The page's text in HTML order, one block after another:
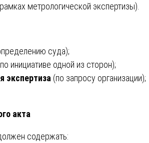
метрологической экспертизы).
суда);
инициативе одной из сторон);
экспертиза (по запросу организации);
акта
содержать: